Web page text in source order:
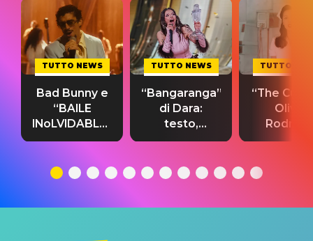
TUTTO NEWS
Bad Bunny e
“BAILE
INoLVIDABLE”:
testo,
significato
TUTTO NEWS
“Bangaranga”
di Dara:
testo,
traduzione e
del singolo
TUTTO
“The
Olivia
testo,